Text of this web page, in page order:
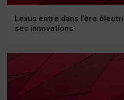
Lexus entre dans l’ère
ses innovations